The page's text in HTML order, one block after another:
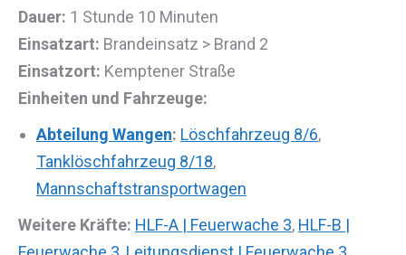
Dauer: 1 Stunde 10 Minuten
Einsatzart: Brandeinsatz > Brand 2
Einsatzort: Kemptener Straße
Einheiten und Fahrzeuge:
Abteilung Wangen: Löschfahrzeug 8/6,
Tanklöschfahrzeug 8/18,
Mannschaftstransportwagen
Weitere Kräfte: HLF-A | Feuerwache 3, HLF-B |